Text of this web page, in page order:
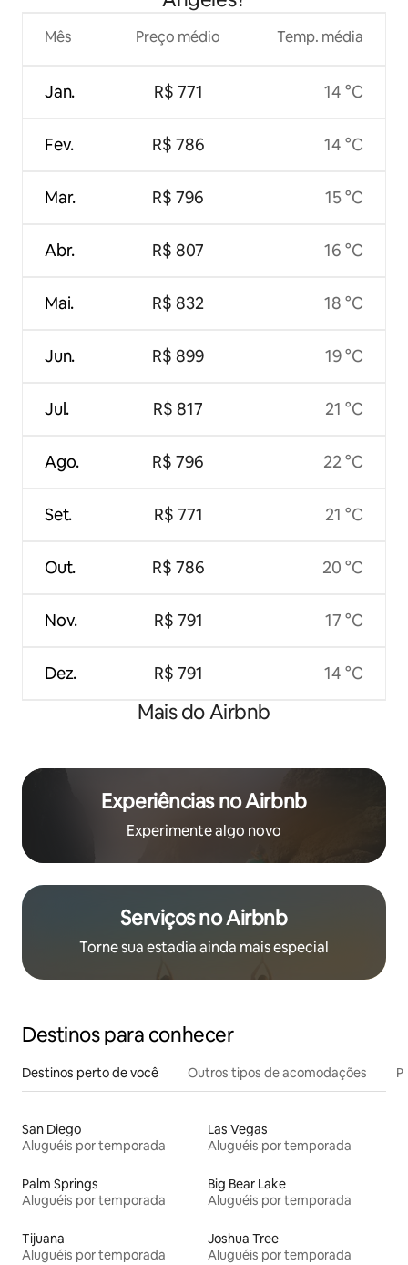
Mês
Jan.
Fev.
Mar.
Abr.
Mai.
Jun.
Jul.
Ago.
Set.
Out.
Nov.
Dez.
Preço médio
R$ 771
R$ 786
R$ 796
R$ 807
R$ 832
R$ 899
R$ 817
R$ 796
R$ 771
R$ 786
R$ 791
R$ 791
Temp. média
14 °C
14 °C
15 °C
16 °C
18 °C
19 °C
21 °C
22 °C
21 °C
20 °C
17 °C
14 °C
Mais do Airbnb
Experiências no Airbnb
Experimente algo novo
Serviços no Airbnb
Torne sua estadia ainda mais especial
Destinos para conhecer
Destinos perto de você Outros tipos de acomodações
San Diego
Aluguéis por temporada
Las Vegas
Aluguéis por temporada
Palm Springs
Aluguéis por temporada
Big Bear Lake
Aluguéis por temporada
Tijuana
Aluguéis por temporada
Joshua Tree
Aluguéis por temporada